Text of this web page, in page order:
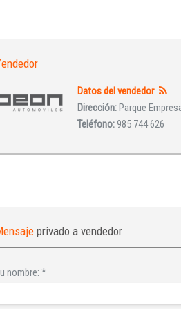
Datos del vendedor
Dirección:Parque
Teléfono:985 744 626
privado a vendedor
nombre: *